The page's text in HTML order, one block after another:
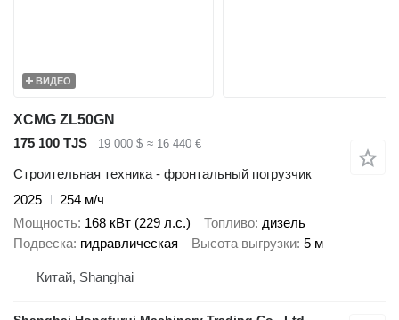
ВИДЕО
XCMG ZL50GN
175 100 TJS
19 000 $ ≈ 16 440 €
Строительная техника - фронтальный погрузчик
2025
254 м/ч
Мощность 168 кВт (229 л.с.) Топливо дизель
Подвеска гидравлическая Высота выгрузки 5 м
Китай, Shanghai